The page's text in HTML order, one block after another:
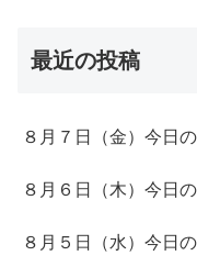
最近の投稿
８月７日（金）今日
８月６日（木）今日
８月５日（水）今日